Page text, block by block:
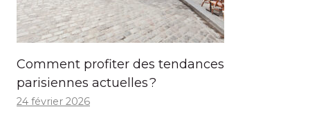
Comment profiter des tendances
parisiennes actuelles ?
24 février 2026